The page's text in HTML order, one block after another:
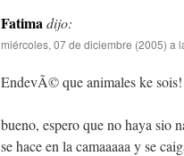
Fatimadijo:
miércoles, 07 de diciembre (2005) a
EndevÃ© que animales ke
bueno, espero que no haya sio
se hace en la camaaaaa y se